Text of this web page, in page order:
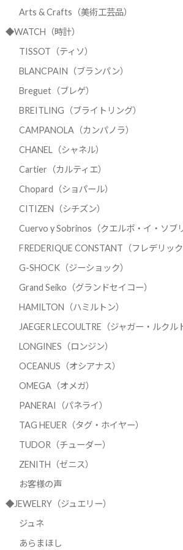
Arts & Crafts（美術工芸品）
◆WATCH（時計）
TISSOT（ティソ）
BLANCPAIN（ブランパン）
Breguet（ブレゲ）
BREITLING（ブライトリング）
CAMPANOLA（カンパノラ）
CHANEL（シャネル）
Cartier（カルティエ）
Chopard（ショパール）
CITIZEN（シチズン）
Cuervo y Sobrinos（クエルボ・イ・ソブ
FREDERIQUE CONSTANT（フレデリック
G-SHOCK（ジーショック）
Grand Seiko（グランドセイコー）
HAMILTON（ハミルトン）
JAEGER LECOULTRE（ジャガー・ルクル
LONGINES（ロンジン）
OCEANUS（オシアナス）
OMEGA（オメガ）
PANERAI（パネライ）
TAG HEUER（タグ・ホイヤー）
TUDOR（チューダー）
ZENITH（ゼニス）
お客様の声
◆JEWELRY（ジュエリー）
ジュネ
あらまほし